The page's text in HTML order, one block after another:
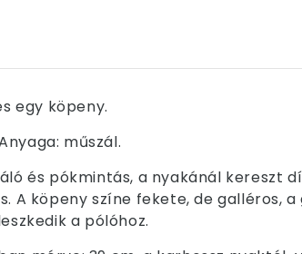
egy köpeny.
műszál.
és pókmintás, a nyakánál kereszt
A köpeny színe fekete, de galléros,
a pólóhoz.